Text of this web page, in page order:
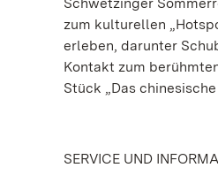
zum kulturellen
erleben, darunter
Kontakt zum
Stück „Das
SERVICE UND